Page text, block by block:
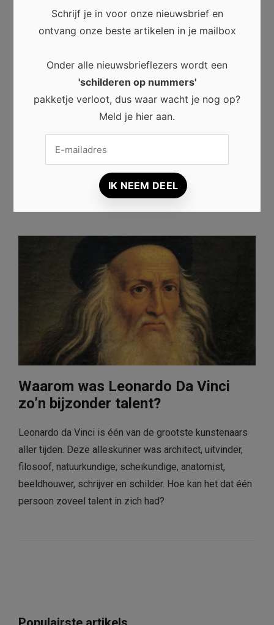
Waarom gestolen kunst kopen als
je het toch aan niemand kunt
Het lijkt zo onlogisch: kunst stelen die je niet kunt tonen
of verkopen. Toch verdwijnen er regelmatig
wereldberoemde schilderijen. Wij vroegen ons af
waarom mensen kunst stelen en gestolen kunst kopen
Waarom was Leonardo Da Vinci
zo’n bijzonder talent?
Leonardo da Vinci is één van de grootste kunstenaars
aller tijden. Deze alleskunner was architect, uitvinder,
filosoof, natuurkundige, scheikundige, anatomist,
beeldhouwer, schrijver en schilder. Hoe kan het dat één
persoon zoveel talent in zich had?
Schrijf je in voor onze nieuwsbrief en
ontvang onze beste artikelen in je mailbox
Onder alle nieuwsbrieflezers wordt een
'schilderen op nummers'
pakketje verloot, dus waar wacht je nog op?
Meld je hier aan.